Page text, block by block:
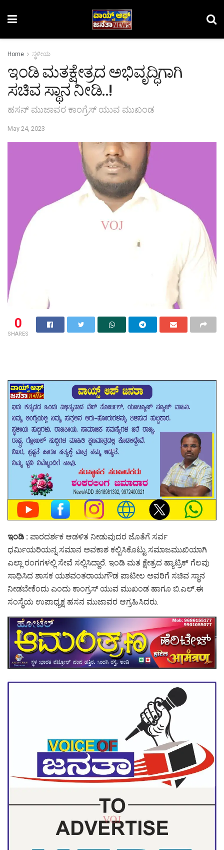
Home ಸ್ಥಳೀಯ
ಇಂಡಿ ಮತಕ್ಷೇತ್ರದ ಅಭಿವೃದ್ಧಿಗಾಗಿ
ಸಚಿವ ಸ್ಥಾನ ನೀಡಿ..!
ಹಸನ್ ಮುಜಾವರ ಕಾಂಗ್ರೆಸ್ ಯುವ ಮುಖಂಡ
May 24, 2023
0
SHARES
ಇಂಡಿ : ಪಾರದರ್ಶಕ ಆಡಳಿತ ನೀಡುವುದರ ಜೊತೆಗೆ ಸರ್ವ
ಧರ್ಮಿಯರಿಯನ್ನ ಸಮಾನ ಅವಕಾಶ ಕಲ್ಪಿಸಿಕೊಟ್ಟು ಸಮಾಜಮುಖಿಯಾಗಿ
ಎಲ್ಲಾ ರಂಗಗಳಲ್ಲಿ ಸೇವೆ ಸಲ್ಲಿಸಿದ್ದಾರೆ. ಇಂಡಿ ಮತ ಕ್ಷೇತ್ರದ ಹ್ಯಾಟ್ರಿಕ್ ಗೆಲವು
ಸಾಧಿಸಿದ ಶಾಸಕ ಯಶವಂತರಾಯಗೌಡ ಪಾಟೀಲ ಅವರಿಗೆ ಸಚಿವ ಸ್ಥಾನ
ನೀಡಬೇಕೆಂದು ಎಂದು ಕಾಂಗ್ರಸ್ ಯುವ ಮುಖಂಡ ಹಾಗೂ ಬಿ.ಎಲ್.ಈ
ಸಂಸ್ಥೆಯ ಉಪಾಧ್ಯಕ್ಷ ಹಸನ ಮುಜಾವರ ಆಗ್ರಹಿಸಿದರು.